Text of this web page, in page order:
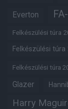
Everton
Felkészülési túra
Felkészülési túra
Felkészülési túra
Glazer
Harry